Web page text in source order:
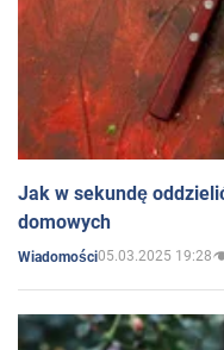
Jak w sekundę
domowych
Wiadomości05.03.2025 19:28